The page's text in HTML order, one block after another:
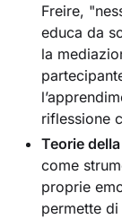
Freire,
educa da
la
riflessione
Teorie
come
proprie
permette